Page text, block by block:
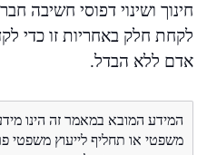
חינוך ושינוי דפוסי חשיבה
לקחת חלק באחריות זו כדי
אדם ללא הבדל.
המידע המובא במאמר זה הינו מידע
משפטי או תחליף לייעוץ משפטי